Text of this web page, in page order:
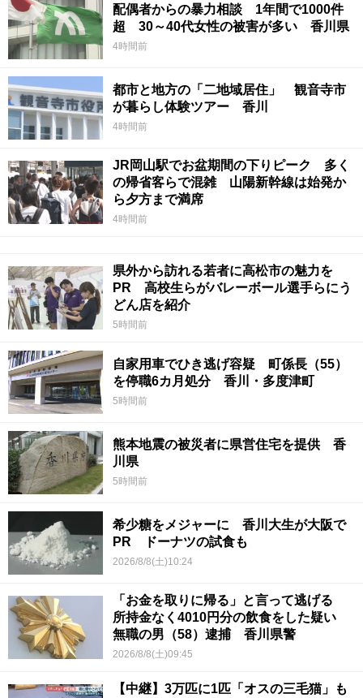
配偶者からの暴力相談 1年間で1000件
超 30～40代女性の被害が多い 香川県
4時間前
都市と地方の「二地域居住」 観音寺市
が暮らし体験ツアー 香川
4時間前
JR岡山駅でお盆期間の下りピーク 多く
の帰省客らで混雑 山陽新幹線は始発か
ら夕方まで満席
4時間前
県外から訪れる若者に高松市の魅力を
PR 高校生らがバレーボール選手らにう
どん店を紹介
5時間前
自家用車でひき逃げ容疑 町係長（55）
を停職6カ月処分 香川・多度津町
5時間前
熊本地震の被災者に県営住宅を提供 香
川県
5時間前
希少糖をメジャーに 香川大生が大阪で
PR ドーナツの試食も
2026/8/8(土)10:24
「お金を取りに帰る」と言って逃げる
所持金なく4010円分の飲食をした疑い
無職の男（58）逮捕 香川県警
2026/8/8(土)09:45
【中継】3万匹に1匹「オスの三毛猫」も